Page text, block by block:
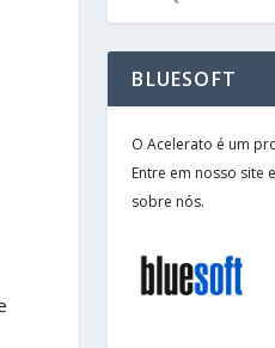
BLUESOFT
O Acelerato é um
Entre em nosso site
sobre nós.